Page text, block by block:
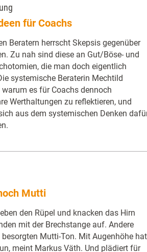
für Coachs
Beratern herrscht Skepsis gegenüber
Zu nah sind diese an Gut/Böse- und
die man doch eigentlich
systemische Beraterin Mechtild
warum es für Coachs dennoch
Werthaltungen zu reflektieren, und
aus dem systemischen Denken
Mutti
den Rüpel und knacken das Hirn
mit der Brechstange auf. Andere
besorgten Mutti-Ton. Mit Augenhöhe hat
meint Markus Väth. Und plädiert für